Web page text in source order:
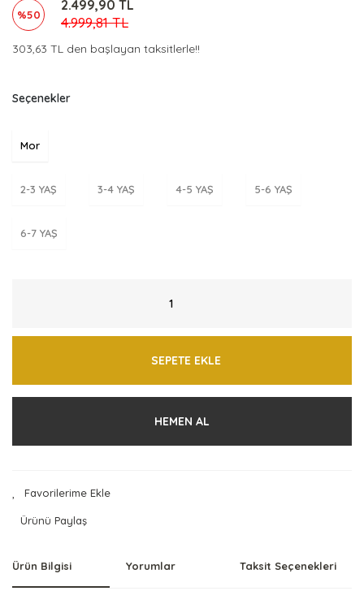
%50
2.499,90 TL
4.999,81 TL
303,63 TL den başlayan taksitlerle!!
Seçenekler
Mor
2-3 YAŞ 3-4 YAŞ 4-5 YAŞ 5-6 YAŞ
6-7 YAŞ
SEPETE EKLE
HEMEN AL
Ürünü Paylaş
Ürün Bilgisi Yorumlar Taksit Seçenekleri